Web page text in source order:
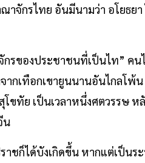
ณาจักรไทย อันมีนามว่า อโยธ
รของประชาชนที่เป็นไท” คน
เทือกเขายูนนานอันไกลโพ้น
ขทัย เป็นเวลาหนึ่งศตวรรษ ห
น
ชก็ได้บังเกิดขึ้น หากแต่เป็น